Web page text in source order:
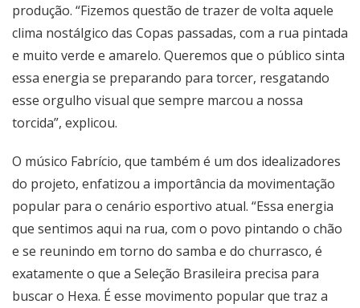
produção. “Fizemos questão de trazer de volta aquele
clima nostálgico das Copas passadas, com a rua pintada
e muito verde e amarelo. Queremos que o público sinta
essa energia se preparando para torcer, resgatando
esse orgulho visual que sempre marcou a nossa
torcida”, explicou.
O músico Fabrício, que também é um dos idealizadores
do projeto, enfatizou a importância da movimentação
popular para o cenário esportivo atual. “Essa energia
que sentimos aqui na rua, com o povo pintando o chão
e se reunindo em torno do samba e do churrasco, é
exatamente o que a Seleção Brasileira precisa para
buscar o Hexa. É esse movimento popular que traz a